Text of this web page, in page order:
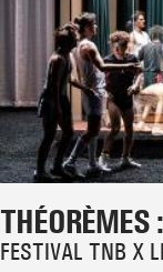
FESTIVAL TNB X